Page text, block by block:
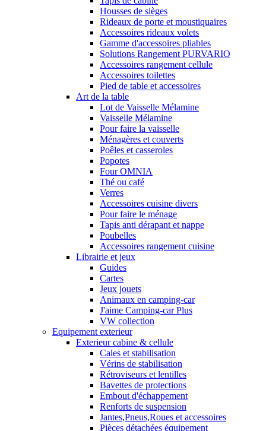
Housses de sièges
Rideaux de porte et moustiquaires
Accessoires rideaux volets
Gamme d'accessoires pliables
Solutions Rangement PURVARIO
Accessoires rangement cellule
Accessoires toilettes
Pied de table et accessoires
Art de la table
Lot de Vaisselle Mélamine
Vaisselle Mélamine
Pour faire la vaisselle
Ménagères et couverts
Poêles et casseroles
Popotes
Four OMNIA
Thé ou café
Verres
Accessoires cuisine divers
Pour faire le ménage
Tapis anti dérapant et nappe
Poubelles
Accessoires rangement cuisine
Librairie et jeux
Guides
Cartes
Jeux jouets
Animaux en camping-car
J'aime Camping-car Plus
VW collection
Equipement exterieur
Exterieur cabine & cellule
Cales et stabilisation
Vérins de stabilisation
Rétroviseurs et lentilles
Bavettes de protections
Embout d'échappement
Renforts de suspension
Jantes,Pneus,Roues et accessoires
Pièces détachées équipement